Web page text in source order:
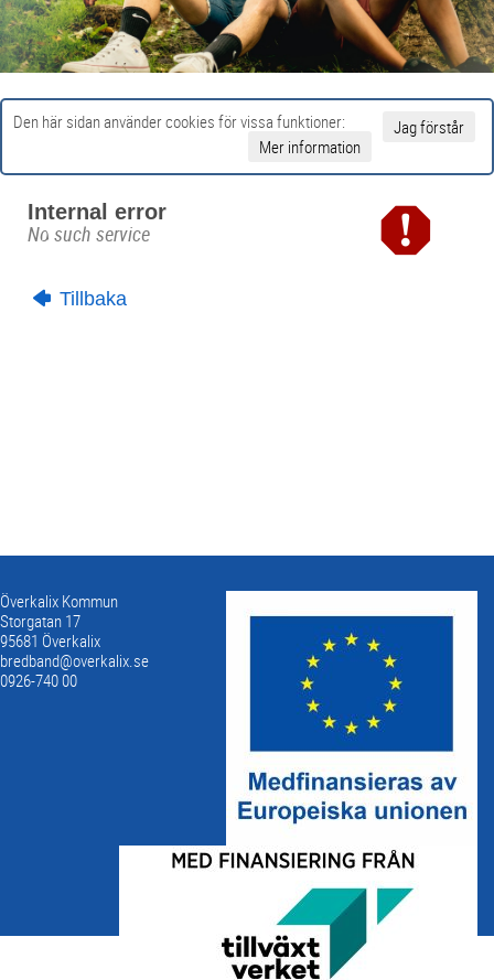
Den här sidan använder cookies för vissa funktioner:
Jag förstår
Mer information
Internal error
No such service
Tillbaka
Överkalix Kommun
Storgatan 17
95681 Överkalix
bredband@overkalix.se
0926-740 00